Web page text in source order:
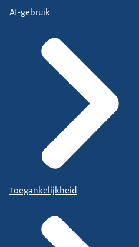
AI-gebruik
Toegankelijkheid